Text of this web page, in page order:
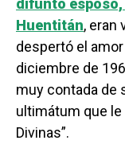
Huentitán, eran
despertó el
diciembre de
muy contada de
ultimátum que
Divinas”.